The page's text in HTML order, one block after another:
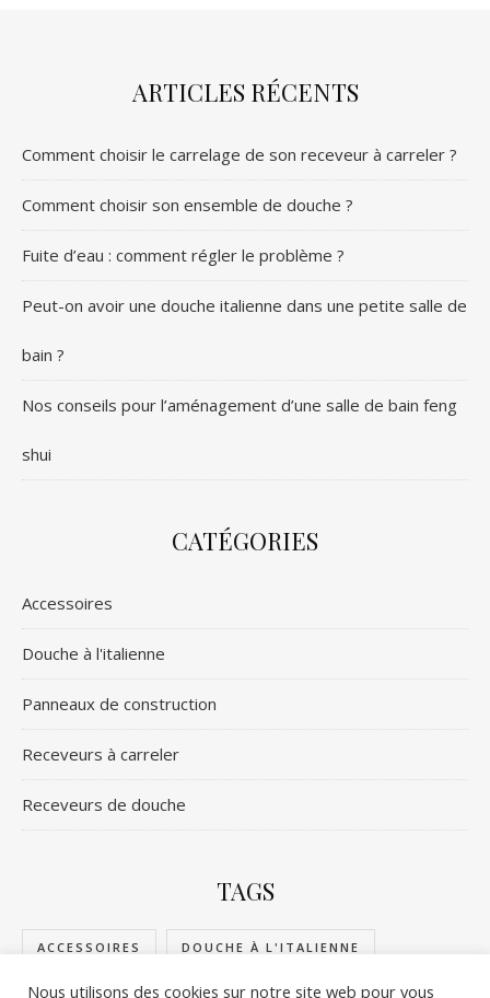
ARTICLES RÉCENTS
Comment choisir le carrelage de son receveur à carreler ?
Comment choisir son ensemble de douche ?
Fuite d’eau : comment régler le problème ?
Peut-on avoir une douche italienne dans une petite salle de
bain ?
Nos conseils pour l’aménagement d’une salle de bain feng
shui
CATÉGORIES
Accessoires
Douche à l'italienne
Panneaux de construction
Receveurs à carreler
Receveurs de douche
TAGS
ACCESSOIRES DOUCHE À L'ITALIENNE
PANNEAUX DE CONSTRUCTION
Nous utilisons des cookies sur notre site web pour vous